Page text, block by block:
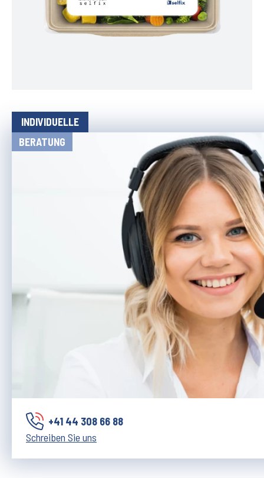
INDIVIDUELLE
BERATUNG
+41 44 308 66 88
Schreiben Sie uns